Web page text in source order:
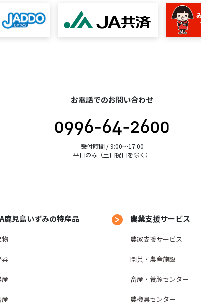
お電話でのお問い合わせ
受付時間 / 9:00〜17:00
平日のみ（土日祝日を除く）
鹿児島いずみの特産品
物
菜
産
産
農業支援サービス
農家支援サービス
園芸・農産施設
畜産・養豚センター
農機具センター